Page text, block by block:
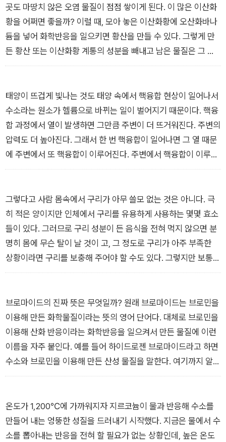
저자는 그것을 왜 먹는지, 먹으면 몸속에서 무슨 일이 일어나는지
긴 이야기를 들려주기도 한다.
그런가 하면 음식을 만들 때 사용하는 도구나 장비에 꼭 필요한
원소들도 있고, 가끔은 특정 원소 때문에 어떤 음식이 피해를 보
소설가인 저자는 과학 지식뿐 아니라 역사, 시사, 경제, 대중문화
까지 종횡무진 누비며 원소 이야기를 맛깔나게 풀어 놓는다. 그
이야기를 따라가다 보면 갖가지 원소들이 그야말로 다양한 형태
로 우리가 먹고사는 일에 닿아 있음을 알게 된다.
곳도 마땅치 않은 오염 물질이 점점 쌓이게 된다. 이 많은 이산화
황을 어쩌면 좋을까? 이럴 때, 모아 놓은 이산화황에 오산화바나
듐을 넣어 화학반응을 일으키면 황산을 만들 수 있다. 그렇게 만
든 황산 또는 이산화황 계통의 성분을 빼내고 남은 물질은 그 물
질이 필요한 곳에 돈을 받고 팔 수 있다. 다시 말해, 공기 오염을
이산화황을 오산화바나듐을 이용해 가치 있는 제품으로 바꾸어
수익을 낼 수 있다는 이야기다.
나는 환경 오염을 막기 위해 지구를 사랑하는 마음이나 착한 일을
해야 한다는 의무감을 강조하는 것 못지않게 환경 보호를 위한 조
치가 이득으로 연결되는 길을 찾는 것도 대단히 중요하다고 생각
한다. 오산화바나듐을 사용하는 기술처럼 환경 보호 활동을 이득
않아도 사람들이 이익을 얻기 위해 스스로 나서서 그 일을 하게
될 것이다. 이렇게 환경을 보호하면서 이익도 얻는 것을 나는 “꿩
먹고 알 먹고 방법”이라고 부르는데, 바나듐은 바 로 꿩 먹고 알
먹고 방법 중에서도 대표로 내세울 만한 중요한 역할을 하고 있
다. 우리가 산성비의 공포에서 벗어나게 된 데도 바나듐의 역할이
작지 않았다. - <23 바나듐: 생수 맛을 음미하며> 중에서
태양이 뜨겁게 빛나는 것도 태양 속에서 핵융합 현상이 일어나서
수소라는 원소가 헬륨으로 바뀌는 일이 벌어지기 때문이다. 핵융
합 과정에서 열이 발생하면 그만큼 주변이 더 뜨거워진다. 주변의
압력도 더 높아진다. 그래서 한 번 핵융합이 일어나면 그 열 때문
에 주변에서 또 핵융합이 이루어진다. 주변에서 핵융합이 이루어
지면 거기에서 또 그만큼 열이 발생할 것이다. 그러면 그 때문에
번 일어나면 계속해서 이어질 수 있다. 별 속에서는 이런 일이 수
억 년, 수십억 년 동안 이어진다. 그러면서 한 원소가 다른 원소와
합쳐지면서 새로운 원소들이 계속 만들어진다.
그런데 여기에 단 한 가지 이상한 걸림돌 같은 현상이 있다. 그게
바로 철이다. 원소들이 뭉쳐서 새로운 원소들이 생겨나다가 철이
만들어지면, 그때부터는 사정이 달라진다. 철은 거기에 무슨 다른
핵융합이 일어날 때만큼 열을 내뿜지 않는다. 도리어 주변을 더
차갑게 식힌다. 따라서 일단 철이 생겨나면, 핵융합으로 발생한
열이 연달아 핵융합을 일으키는 현상이 더는 이어지지 않는다. 다
시 말해 철은 별이 핵융합으로 빛을 내면서 여러 원소를 만드는
과정에서 마지막으로 만들어지며 열의 연결 고리를 끊는 물질이
다. 별의 잿더미가 철이라고 말할 수도 있다. - <26 철: 도다리쑥
그렇다고 사람 몸속에서 구리가 아무 쓸모 없는 것은 아니다. 극
히 적은 양이지만 인체에서 구리를 유용하게 사용하는 몇몇 효소
들이 있다. 그러므로 구리 성분이 든 음식을 전혀 먹지 않으면 분
명히 몸에 무슨 탈이 날 것이 고, 그 정도로 구리가 아주 부족한
상황이라면 구리를 보충해 주어야 할 수도 있다. 그렇지만 보통은
여러 음식에 들어 있는 아주 약간의 구리만으로도 사람 몸에 필요
든 편에 속하는 해산물을 어느 정도 먹으면 몸에 필요한 양을 더
쉽게 채울 수도 있다.
하지만 구리 공장에서 나온 폐수 같은 것을 벌컥벌컥 마시거나 하
면 몸에 구리가 지나치게 많이 쌓여서 오히려 병이 든다. 특히 간
에 구리 성분이 많이 쌓이면 제 역할을 못 하게 돼서 몸 곳곳이 병
드는 사례도 알려져 있다. 한국인에게 가끔 나타나는 사례로는 윌
다른 나라 사람들보다 한국인에게 사례가 많은 편이어서, 한국인
수만 명당 한 사람 정도는 이 병이 있다고 한다. 윌슨병은 유전성
질병으로, 타고난 체질이 구리를 제대로 처리하지 못해서 생긴다.
브로마이드의 진짜 뜻은 무엇일까? 원래 브로마이드는 브로민을
이용해 만든 화학물질이라는 뜻의 영어 단어다. 대체로 브로민을
이용해 산화 반응이라는 화학반응을 일으켜서 만든 물질에 이런
이름을 자주 붙인다. 예를 들어 하이드로젠 브로마이드라고 하면
수소와 브로민을 이용해 만든 산성 물질을 말한다. 여기까지 알고
나면 무엇인가 이상하다는 생각이 들 것이다. 브로마이드를 준다
주는 것은 아니지 않은가? 왜 이런 말을 커다란 연예인 사진이라
는 뜻으로 쓰게 된 걸까?
그 까닭은 브로민이 화학반응을 잘 일으키는 성질을 이용해 빛에
온도가 1,200℃에 가까워지자 지르코늄이 물과 반응해 수소를
만들어 내는 엉뚱한 성질을 드러내기 시작했다. 지금은 물에서 수
소를 뽑아내는 반응을 전혀 할 필요가 없는 상황인데, 높은 온도